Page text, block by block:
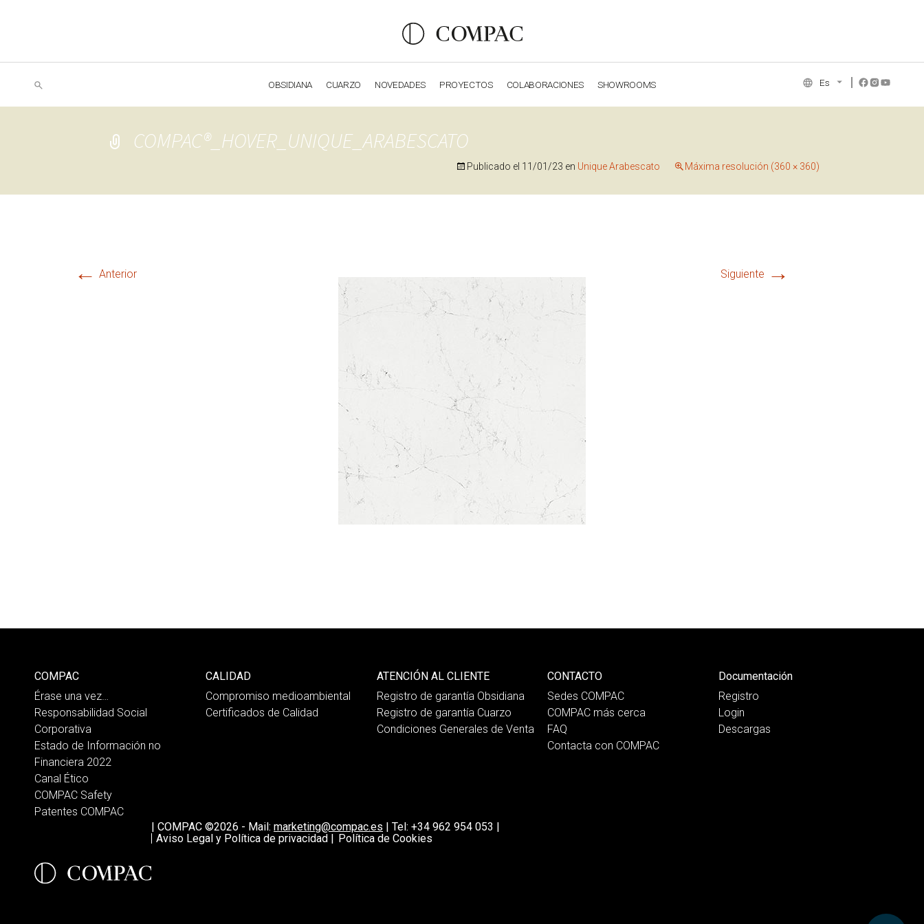
OBSIDIANA CUARZO NOVEDADES PROYECTOS COLABORACIONES SHOWROOMS Es
COMPAC®_HOVER_UNIQUE_ARABESCATO
Publicado el 11/01/23 en Unique Arabescato Máxima resolución (360 × 360)
← Anterior Siguiente →
COMPAC
Érase una vez…
Responsabilidad Social
Corporativa
Estado de Información no
Financiera 2022
Canal Ético
COMPAC Safety
Patentes COMPAC
CALIDAD
Compromiso medioambiental
Certificados de Calidad
ATENCIÓN AL CLIENTE
Registro de garantía Obsidiana
Registro de garantía Cuarzo
Condiciones Generales de Venta
CONTACTO
Sedes COMPAC
COMPAC más cerca
FAQ
Contacta con COMPAC
Documentación
Registro
Login
Descargas
| COMPAC ©2026 - Mail: marketing@compac.es | Tel: +34 962 954 053 |
Aviso Legal y Política de privacidad | Política de Cookies